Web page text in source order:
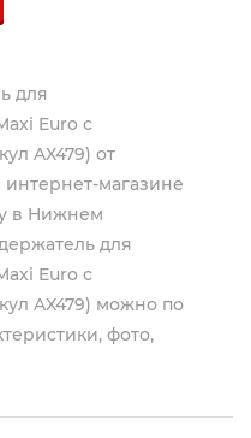
для
Euro с
AX479) от
интернет-магазине
в Нижнем
для
Euro с
AX479) можно по
фото,